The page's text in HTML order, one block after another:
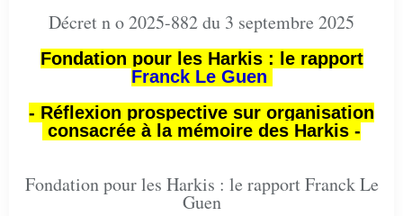
Décret n o 2025-882 du 3 septembre 2025
Fondation pour les Harkis : le rapport
Franck Le Guen
- Réflexion prospective sur organisation
consacrée à la mémoire des Harkis -
Fondation pour les Harkis : le rapport Franck Le
Guen